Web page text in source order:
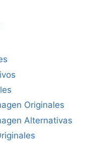
Originales
Alternativas